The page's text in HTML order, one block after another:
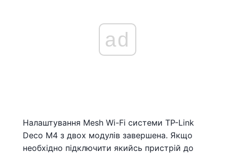
ad
Налаштування Mesh Wi-Fi системи TP-Link
Deco M4 з двох модулів завершена. Якщо
необхідно підключити якийсь пристрій до